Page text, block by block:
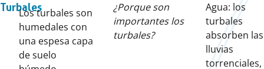
Turbales
Los turbales son
humedales con
una espesa capa
de suelo
¿Porque son
importantes los
turbales?
Agua: los
turbales
absorben las
lluvias
torrenciales,